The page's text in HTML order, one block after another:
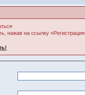
нажав на ссылку